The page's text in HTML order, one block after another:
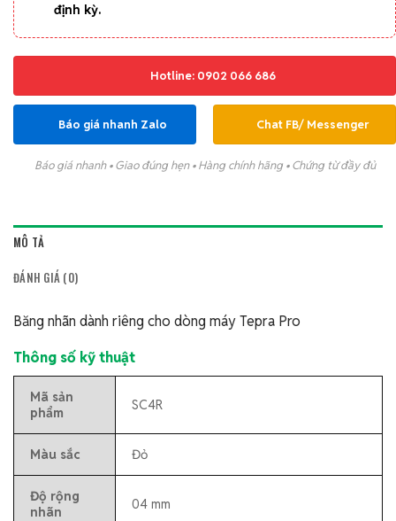
định kỳ.
Hotline: 0902 066 686
Báo giá nhanh Zalo Chat FB/ Messenger
Báo giá nhanh • Giao đúng hẹn • Hàng chính hãng • Chứng từ đầy đủ
MÔ TẢ
ĐÁNH GIÁ (0)
Băng nhãn dành riêng cho dòng máy Tepra Pro
Thông số kỹ thuật
Mã sản
phẩm
SC4R
Màu sắc Đỏ
Độ rộng
nhãn
04 mm